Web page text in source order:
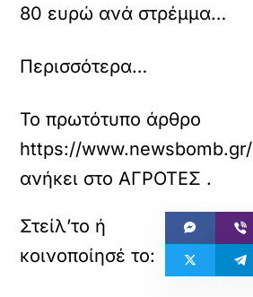
80 ευρώ ανά στρέμμα…
Περισσότερα…
Το πρωτότυπο άρθρο
https://
ανήκει στοΑΓΡΟΤΕΣ .